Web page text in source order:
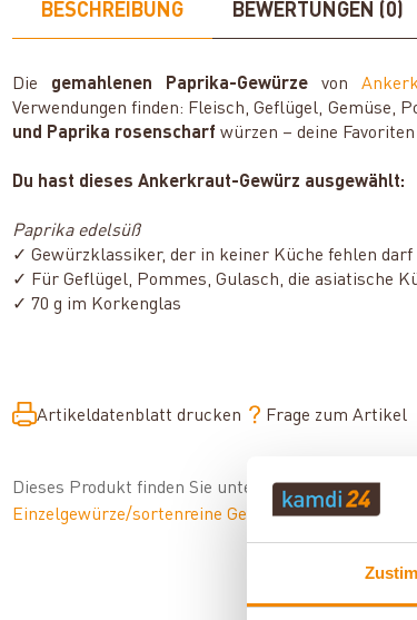
BESCHREIBUNG BEWERTUNGEN (0)
Die gemahlenen Paprika-Gewürze von
Verwendungen finden: Fleisch, Geflügel, Gemüse,
und Paprika rosenscharf würzen – deine
Du hast dieses Ankerkraut-Gewürz ausgewählt:
Paprika edelsüß
✓ Gewürzklassiker, der in keiner Küche fehlen darf
✓ Für Geflügel, Pommes, Gulasch, die asiatische
✓ 70 g im Korkenglas
Artikeldatenblatt drucken Frage zum Artikel
Dieses Produkt finden Sie unter: Grillzubehör|
Einzelgewürze/sortenreine Gewürze|Chili Gewürze